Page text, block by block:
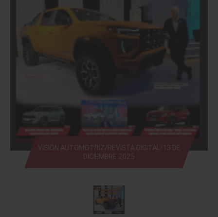
VISIÓN AUTOMOTRIZ/REVISTA DIGITAL/13 DE
DICIEMBRE 2025